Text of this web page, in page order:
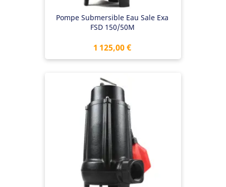
Pompe Submersible Eau Sale Exa
FSD 150/50M
Prix
1 125,00 €